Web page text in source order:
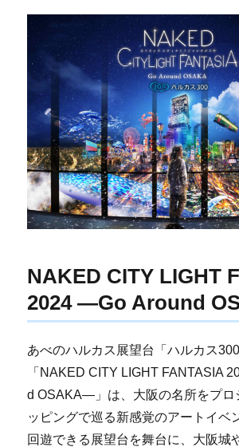
NAKED CITY LIGHT
2024 ―Go Around
あべのハルカス展望台「ハルカス
「NAKED CITY LIGHT FANTASIA
d OSAKA―」は、大阪の名所をプロ
ッピングで巡る新感覚のアートイベ
回遊できる展望台を舞台に、大阪城